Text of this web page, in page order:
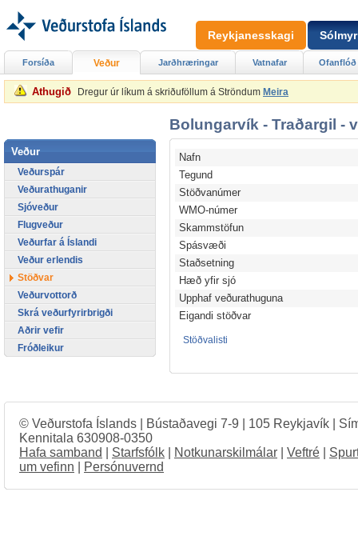
Athugið Dregur úr líkum á skriðuföllum á Ströndum Meira
Bolungarvík - Traðargil -
Nafn
Tegund
Stöðvanúmer
WMO-númer
Skammstöfun
Spásvæði
Staðsetning
Hæð yfir sjó
Upphaf veðurathuguna
Eigandi stöðvar
Stöðvalisti
Forsíða Veður Jarðhræringar Vatnafar Ofanflóð
Veður
Veðurspár
Veðurathuganir
Sjóveður
Flugveður
Veðurfar á Íslandi
Veður erlendis
Stöðvar
Veðurvottorð
Skrá veðurfyrirbrigði
Aðrir vefir
Fróðleikur
Reykjanesskagi
© Veðurstofa Íslands | Bústaðavegi 7-9 | 105 Reykjavík |
Kennitala 630908-0350
Hafa samband
Starfsfólk Notkunarskilmálar Veftré
um vefinn
Persónuvernd